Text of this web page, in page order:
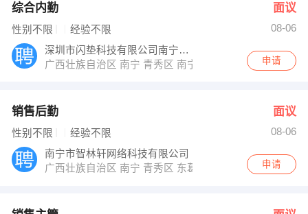
综合内勤 面议
性别不限 经验不限
08-06
深圳市闪垫科技有限公司南宁分公司
广西壮族自治区 南宁 青秀区 南宁市丽原天际4206
申请
销售后勤 面议
性别不限 经验不限
08-06
南宁市智林轩网络科技有限公司
广西壮族自治区 南宁 青秀区 东葛路24-8号凯丰大厦23楼
申请